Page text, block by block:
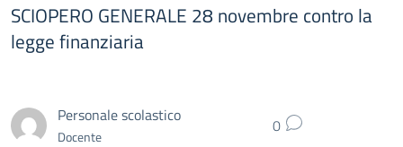
SCIOPERO GENERALE 28 novembre contro la
legge finanziaria
Personale scolastico
Docente 0